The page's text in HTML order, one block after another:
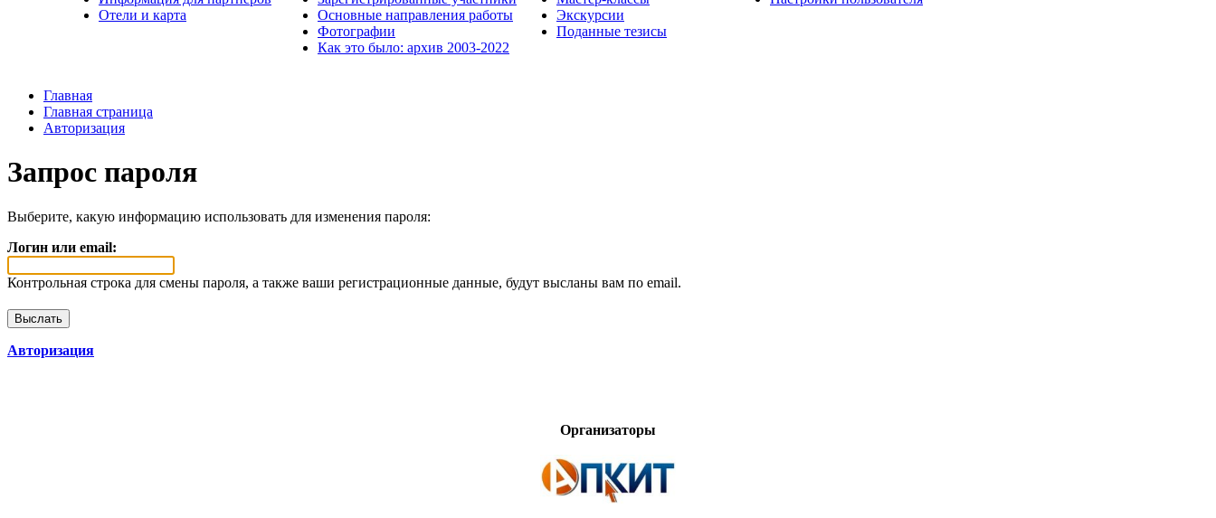
Отели и карта
Основные направления работы
Фотографии
Как это было: архив 2003-2022
Экскурсии
Поданные тезисы
Главная
Главная страница
Авторизация
Запрос пароля
Выберите, какую информацию использовать для изменения пароля:
Логин или email:
Контрольная строка для смены пароля, а также ваши регистрационные данные, будут высланы вам по email.
Авторизация
Организаторы